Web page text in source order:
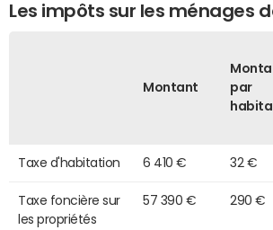
Les impôts sur les ménages
Montant
par
Taxe d'habitation 6 410 € 32 €
Taxe foncière sur
les propriétés
57 390 € 290 €